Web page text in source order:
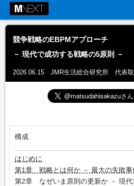
競争戦略のEBPMアプローチ
－ 現代で成功する戦略の5原則 －
2026.06.15 JMR生活総合研究所 代表
構成
はじめに
第1章 戦略とは何か － 最大の失敗事
第2章 なぜいま原則の更新か － 現代